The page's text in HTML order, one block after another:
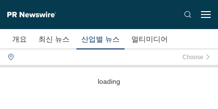
개요 최신 뉴스 산업별 뉴스 멀티미디어
Choose
loading